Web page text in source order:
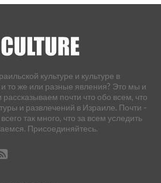
культуре и культуре в
то же или разные явления? Это мы и
почти что обо всем, что
и развлечений в Израиле. Почти -
так много, что за всем уследить
Присоединяйтесь.